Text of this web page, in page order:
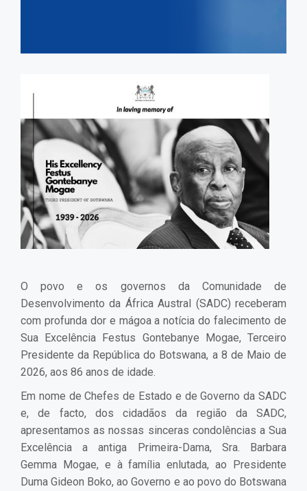
O povo e os governos da Comunidade de
Desenvolvimento da África Austral (SADC) receberam
com profunda dor e mágoa a notícia do falecimento de
Sua Excelência Festus Gontebanye Mogae, Terceiro
Presidente da República do Botswana, a 8 de Maio de
2026, aos 86 anos de idade.
Em nome de Chefes de Estado e de Governo da SADC
e, de facto, dos cidadãos da região da SADC,
apresentamos as nossas sinceras condolências a Sua
Excelência a antiga Primeira-Dama, Sra. Barbara
Gemma Mogae, e à família enlutada, ao Presidente
Duma Gideon Boko, ao Governo e ao povo do Botswana